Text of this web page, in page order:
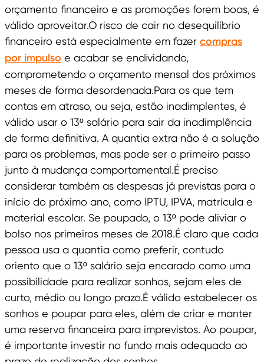
orçamento financeiro e as promoções forem boas, é
válido aproveitar.O risco de cair no desequilíbrio
financeiro está especialmente em fazer compras
por impulso e acabar se endividando,
comprometendo o orçamento mensal dos próximos
meses de forma desordenada.Para os que tem
contas em atraso, ou seja, estão inadimplentes, é
válido usar o 13º salário para sair da inadimplência
de forma definitiva. A quantia extra não é a solução
para os problemas, mas pode ser o primeiro passo
junto à mudança comportamental.É preciso
considerar também as despesas já previstas para o
início do próximo ano, como IPTU, IPVA, matrícula e
material escolar. Se poupado, o 13º pode aliviar o
bolso nos primeiros meses de 2018.É claro que cada
pessoa usa a quantia como preferir, contudo
oriento que o 13º salário seja encarado como uma
possibilidade para realizar sonhos, sejam eles de
curto, médio ou longo prazo.É válido estabelecer os
sonhos e poupar para eles, além de criar e manter
uma reserva financeira para imprevistos. Ao poupar,
é importante investir no fundo mais adequado ao